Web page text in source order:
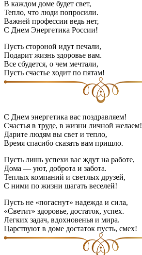
В каждом доме будет свет,
Тепло, что люди попросили.
Важней профессии ведь нет,
С Днем Энергетика России!
Пусть стороной идут печали,
Подарит жизнь здоровье вам.
Все сбудется, о чем мечтали,
Пусть счастье ходит по пятам!
С Днем энергетика вас поздравляем!
Счастья в труде, в жизни личной желаем!
Дарите людям вы свет и тепло,
Время спасибо сказать вам пришло.
Пусть лишь успехи вас ждут на работе,
Дома — уют, доброта и забота.
Теплых компаний и светлых друзей,
С ними по жизни шагать веселей!
Пусть не «погаснут» надежда и сила,
«Светит» здоровье, достаток, успех.
Легких задач, вдохновенья и мира.
Царствуют в доме достаток пусть, смех!